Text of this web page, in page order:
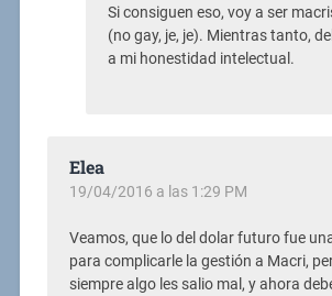
Si consiguen eso, voy a ser
(no gay, je, je). Mientras tanto,
a mi honestidad intelectual.
Elea
19/04/2016 a las 1:29 PM
Veamos, que lo del dolar futuro fue
para complicarle la gestión a Macri,
siempre algo les salio mal, y ahora